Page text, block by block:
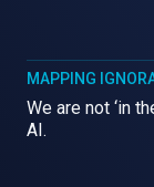
MAPPING
We are not ‘in
AI.